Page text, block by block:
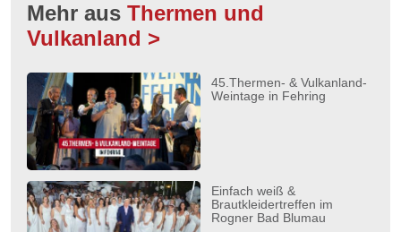
Mehr aus Thermen und
Vulkanland >
45.Thermen- & Vulkanland-
Weintage in Fehring
Einfach weiß &
Brautkleidertreffen im
Rogner Bad Blumau